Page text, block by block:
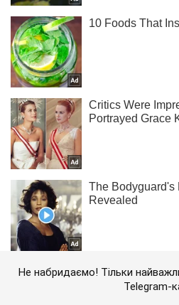
Не набридаємо! Тільки
Telegram-